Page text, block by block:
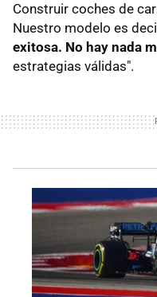
Construir coches de
Nuestro modelo es
exitosa. No hay nada
estrategias válidas".